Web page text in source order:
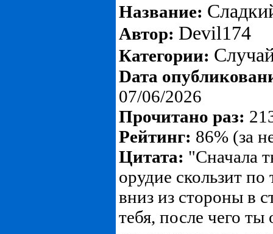
Название:
Автор: Devil174
Категории:
Dата
07/06/2026
Прочитано раз:
Рейтинг: 86% (за
Цитата: "Сначала
орудие скользит по
вниз из стороны в
тебя, после чего